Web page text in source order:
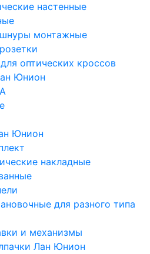
настенные
монтажные
оптических кроссов
Юнион
Юнион
накладные
для разного типа
и механизмы
Лан Юнион